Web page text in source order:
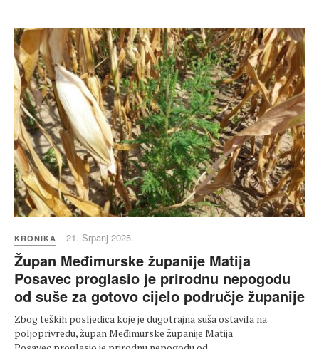
KRONIKA 21. Srpanj 2025.
Župan Međimurske županije Matija
Posavec proglasio je prirodnu nepogodu
od suše za gotovo cijelo područje županije
Zbog teških posljedica koje je dugotrajna suša ostavila na
poljoprivredu, župan Međimurske županije Matija